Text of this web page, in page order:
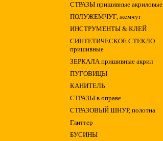
СТРАЗЫ пришивные акриловые
ПОЛУЖЕМЧУГ, жемчуг
ИНСТРУМЕНТЫ & КЛЕЙ
СИНТЕТИЧЕСКОЕ СТЕКЛО
пришивные
ЗЕРКАЛА пришивные акрил
ПУГОВИЦЫ
КАНИТЕЛЬ
СТРАЗЫ в оправе
СТРАЗОВЫЙ ШНУР, полотна
Глиттер
БУСИНЫ